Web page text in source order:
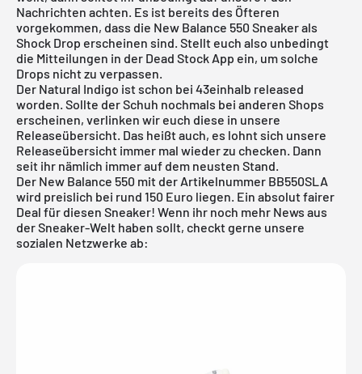
Nachrichten achten. Es ist bereits des Öfteren
vorgekommen, dass die New Balance 550 Sneaker als
Shock Drop erscheinen sind. Stellt euch also unbedingt
die Mitteilungen in der Dead Stock App ein, um solche
Drops nicht zu verpassen.
Der Natural Indigo ist schon bei 43einhalb released
worden. Sollte der Schuh nochmals bei anderen Shops
erscheinen, verlinken wir euch diese in unsere
Releaseübersicht. Das heißt auch, es lohnt sich unsere
Releaseübersicht immer mal wieder zu checken. Dann
seit ihr nämlich immer auf dem neusten Stand.
Der New Balance 550 mit der Artikelnummer BB550SLA
wird preislich bei rund 150 Euro liegen. Ein absolut fairer
Deal für diesen Sneaker! Wenn ihr noch mehr News aus
der Sneaker-Welt haben sollt, checkt gerne unsere
sozialen Netzwerke ab: